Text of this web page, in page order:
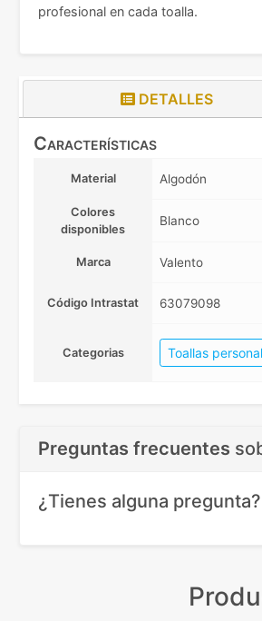
profesional en cada toalla.
DETALLES
Características
Material Algodón
Colores
disponibles
Blanco
Marca Valento
Código Intrastat 63079098
Categorias Toallas
Preguntas frecuentes
¿Tienes alguna pregunta?